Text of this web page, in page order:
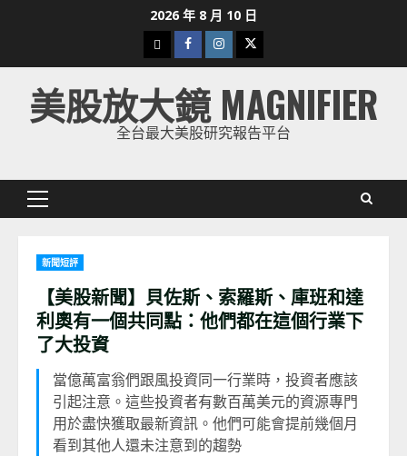
2026 年 8 月 10 日
下
載
美
股
Facebook
Instagram
Twitter
美股放大鏡 MAGNIFIER
全台最大美股研究報告平台
Primary
新聞短評
【美股新聞】貝佐斯、索羅斯、庫班和達
利奧有一個共同點：他們都在這個行業下
了大投資
當億萬富翁們跟風投資同一行業時，投資者應該
引起注意。這些投資者有數百萬美元的資源專門
用於盡快獲取最新資訊。他們可能會提前幾個月
看到其他人還未注意到的趨勢